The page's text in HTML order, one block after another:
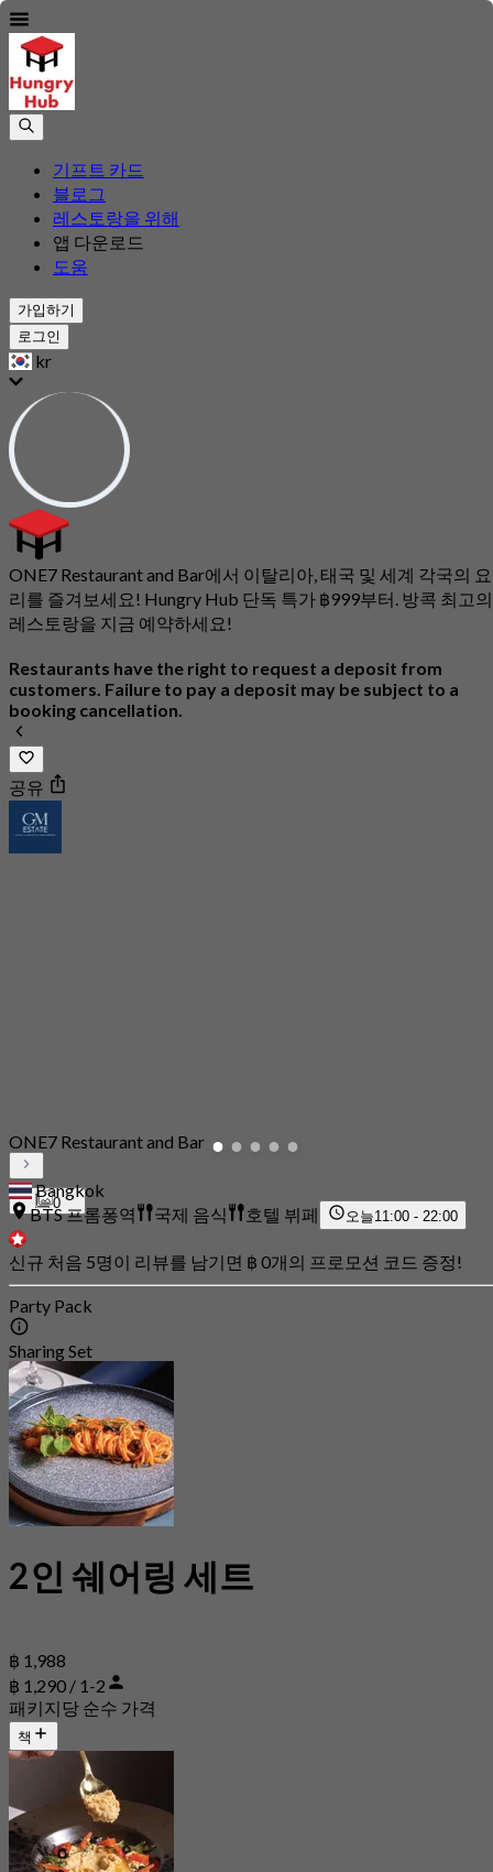
기프트 카드
블로그
레스토랑을 위해
앱 다운로드
도움
가입하기
로그인
kr
ONE7 Restaurant and Bar에서 이탈리아, 태국 및 세계 각국의 요
리를 즐겨보세요! Hungry Hub 단독 특가 ฿999부터. 방콕 최고의
레스토랑을 지금 예약하세요!
Restaurants have the right to request a deposit from
customers. Failure to pay a deposit may be subject to a
booking cancellation.
공유
0
ONE7 Restaurant and Bar
Bangkok
BTS 프롬퐁역
국제 음식 호텔 뷔페 오늘11:00 - 22:00
신규 처음 5명이 리뷰를 남기면 ฿ 0개의 프로모션 코드 증정!
Party Pack
Sharing Set
2인 쉐어링 세트
฿ 1,988
฿ 1,290 / 1-2
패키지당 순수 가격
책